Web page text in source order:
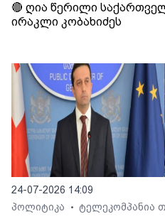
🔴 ღია წერილი
ირაკლი კობახიძეს
24-07-2026 14:09
პოლიტიკა
• ტელეკომპანია